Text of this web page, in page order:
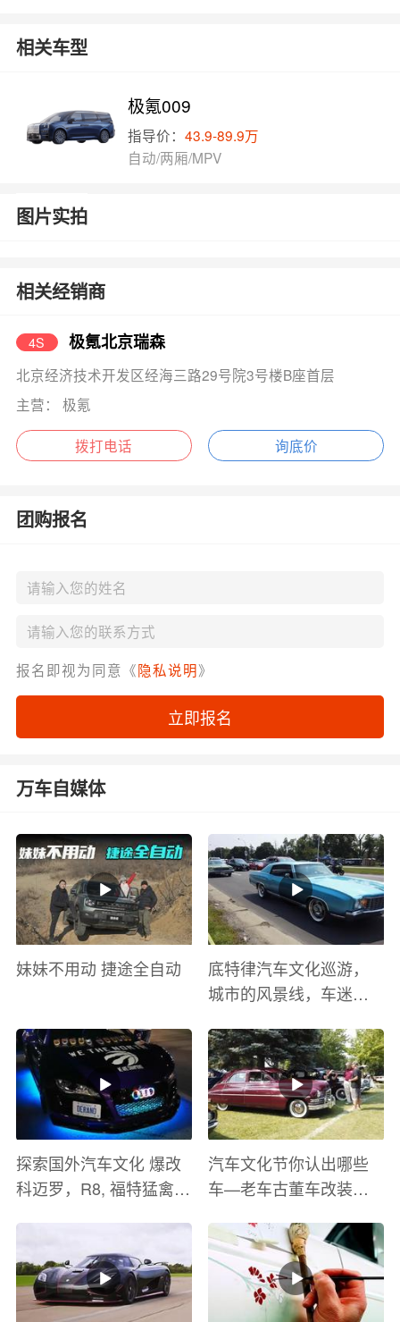
相关车型
极氪009
指导价：43.9-89.9万
自动/两厢/MPV
图片实拍
相关经销商
4S 极氪北京瑞森
北京经济技术开发区经海三路29号院3号楼B座首层
主营： 极氪
拨打电话 询底价
团购报名
报名即视为同意《隐私说明》
立即报名
万车自媒体
妹妹不用动 捷途全自动
底特律汽车文化巡游，
城市的风景线，车迷的
探索国外汽车文化 爆改
科迈罗，R8, 福特猛禽
汽车文化节你认出哪些
车—老车古董车改装车